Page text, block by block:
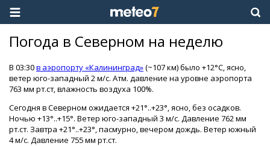
Погода в Северном на неделю
В 03:30в аэропорту «Калининград»(~107 км) было +12°C, ясно,
ветер юго-западный 2 м/с. Атм. давление на уровне аэропорта
763 мм рт.ст, влажность воздуха 100%.
Сегодня в Северном ожидается +21°..+23°, ясно, без осадков.
Ночью +13°..+15°. Ветер юго-западный 3 м/с. Давление 762 мм
рт.ст. Завтра +21°..+23°, пасмурно, вечером дождь. Ветер южный
4 м/с. Давление 755 мм рт.ст.